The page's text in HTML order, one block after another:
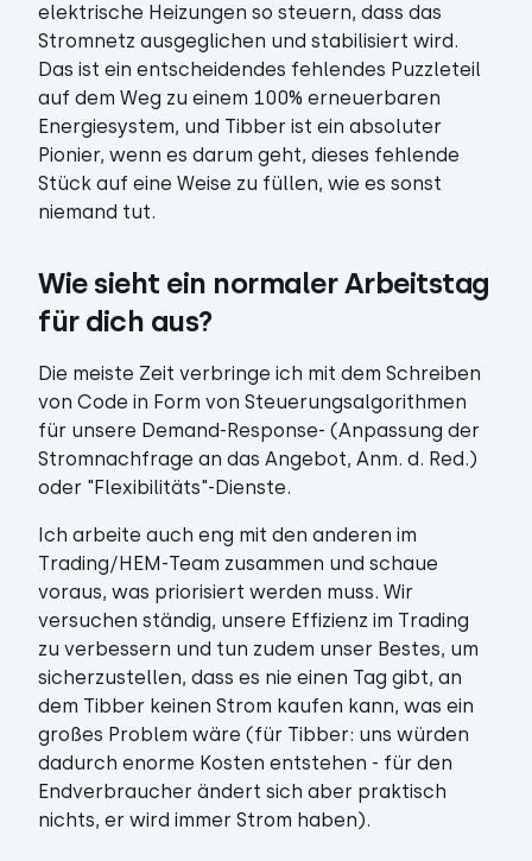
elektrische Heizungen so steuern, dass das
Stromnetz ausgeglichen und stabilisiert wird.
Das ist ein entscheidendes fehlendes Puzzleteil
auf dem Weg zu einem 100% erneuerbaren
Energiesystem, und Tibber ist ein absoluter
Pionier, wenn es darum geht, dieses fehlende
Stück auf eine Weise zu füllen, wie es sonst
niemand tut.
Wie sieht ein normaler Arbeitstag
für dich aus?
Die meiste Zeit verbringe ich mit dem Schreiben
von Code in Form von Steuerungsalgorithmen
für unsere Demand-Response- (Anpassung der
Stromnachfrage an das Angebot, Anm. d. Red.)
oder "Flexibilitäts"-Dienste.
Ich arbeite auch eng mit den anderen im
Trading/HEM-Team zusammen und schaue
voraus, was priorisiert werden muss. Wir
versuchen ständig, unsere Effizienz im Trading
zu verbessern und tun zudem unser Bestes, um
sicherzustellen, dass es nie einen Tag gibt, an
dem Tibber keinen Strom kaufen kann, was ein
großes Problem wäre (für Tibber: uns würden
dadurch enorme Kosten entstehen - für den
Endverbraucher ändert sich aber praktisch
nichts, er wird immer Strom haben).